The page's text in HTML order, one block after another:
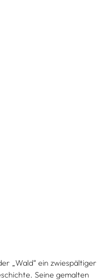
„Wald“ ein zwiespältiger
Seine gemalten